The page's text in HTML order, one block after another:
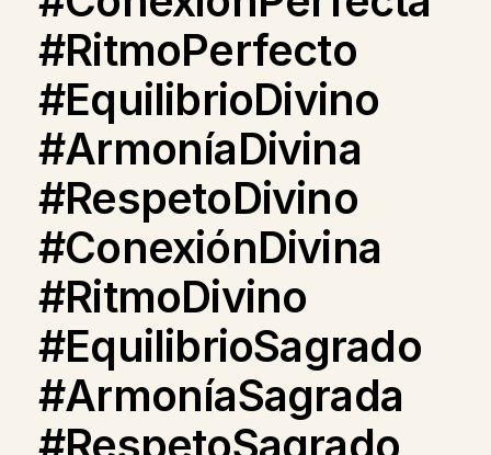
#RitmoPerfecto
#EquilibrioDivino
#ArmoníaDivina
#RespetoDivino
#ConexiónDivina
#RitmoDivino
#EquilibrioSagrado
#ArmoníaSagrada
#RespetoSagrado